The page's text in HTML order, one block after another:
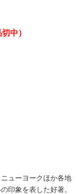
切中）
ューヨークほか各地
印象を表した好著。